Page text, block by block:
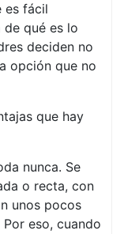
es fácil
de qué es lo
deciden no
opción que no
que hay
nunca. Se
o recta, con
unos pocos
eso, cuando